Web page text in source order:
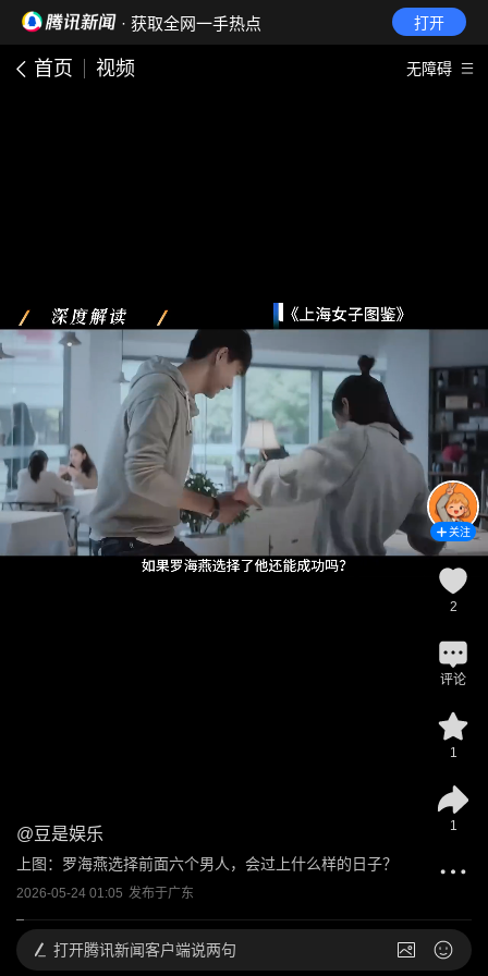
· 获取全网一手热点 打开
首页 视频 无障碍
@豆是娱乐
上图：罗海燕选择前面六个男人，会过上什么样的日子？
2026-05-24 01:05 发布于广东
关注
2
评论
1
1
打开腾讯新闻客户端说两句